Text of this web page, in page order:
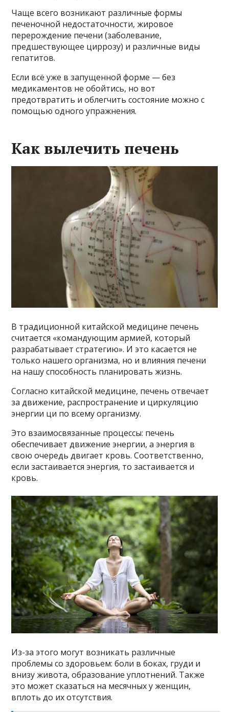
Чаще всего возникают различные формы
печеночной недостаточности, жировое
перерождение печени (заболевание,
предшествующее циррозу) и различные виды
гепатитов.
Если всё уже в запущенной форме — без
медикаментов не обойтись, но вот
предотвратить и облегчить состояние можно с
помощью одного упражнения.
Как вылечить печень
В традиционной китайской медицине печень
считается «командующим армией, который
разрабатывает стратегию». И это касается не
только нашего организма, но и влияния печени
на нашу способность планировать жизнь.
Согласно китайской медицине, печень отвечает
за движение, распространение и циркуляцию
энергии ци по всему организму.
Это взаимосвязанные процессы: печень
обеспечивает движение энергии, а энергия в
свою очередь двигает кровь. Соответственно,
если застаивается энергия, то застаивается и
кровь.
Из-за этого могут возникать различные
проблемы со здоровьем: боли в боках, груди и
внизу живота, образование уплотнений. Также
это может сказаться на месячных у женщин,
вплоть до их отсутствия.